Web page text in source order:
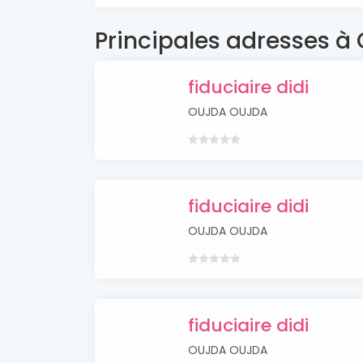
Principales adresses à
fiduciaire didi
OUJDA OUJDA
fiduciaire didi
OUJDA OUJDA
fiduciaire didi
OUJDA OUJDA